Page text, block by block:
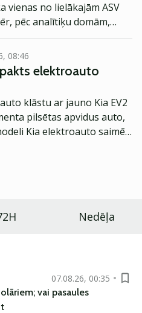
vienas no lielākajām ASV
pēc analītiķu domām,
vēlamo IKP
uzstādītā latiņa nav
08:46
elektroauto
klāstu ar jauno Kia EV2
pilsētas apvidus auto,
Kia elektroauto saimē
Nedēļa
07.08.26, 00:35
vai pasaules